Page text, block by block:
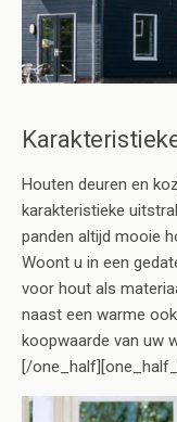
Houten deuren en
karakteristieke
panden altijd mooie
Woont u in een
voor hout als
naast een warme
koopwaarde van uw
[/